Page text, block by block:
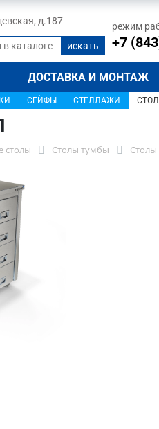
д.187 режим
+7
ДОСТАВКА И МОНТАЖ
СЕЙФЫ СТЕЛЛАЖИ
столы Столы тумбы Столы